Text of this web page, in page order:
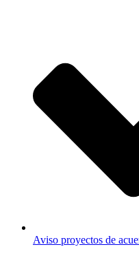
Aviso proyectos de